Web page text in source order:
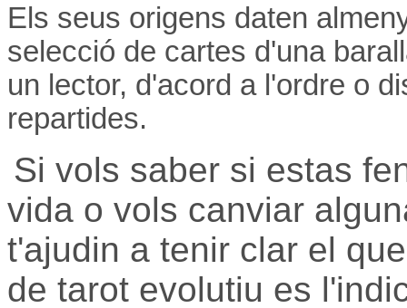
Els seus origens daten
selecció de cartes d'una
un lector, d'acord a l'ordre o
repartides.
Si vols saber si estas
vida o vols canviar
t'ajudin a tenir clar el
de tarot evolutiu es